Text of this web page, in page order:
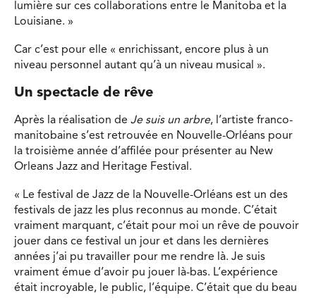
lumière sur ces collaborations entre le Manitoba et la
Louisiane. »
Car c’est pour elle « enrichissant, encore plus à un
niveau personnel autant qu’à un niveau musical ».
Un spectacle de rêve
Après la réalisation de Je suis un arbre, l’artiste franco-
manitobaine s’est retrouvée en Nouvelle-Orléans pour
la troisième année d’affilée pour présenter au New
Orleans Jazz and Heritage Festival.
« Le festival de Jazz de la Nouvelle-Orléans est un des
festivals de jazz les plus reconnus au monde. C’était
vraiment marquant, c’était pour moi un rêve de pouvoir
jouer dans ce festival un jour et dans les dernières
années j’ai pu travailler pour me rendre là. Je suis
vraiment émue d’avoir pu jouer là-bas. L’expérience
était incroyable, le public, l’équipe. C’était que du beau